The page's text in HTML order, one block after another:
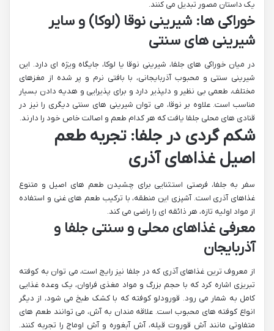
یک داستان مصور تبدیل می کنند.
خوراکی ها: شیرینی نوقا (لوکا) و سایر
شیرینی های سنتی
در میان خوراکی های جلفا، شیرینی نوقا یا لوکا، جایگاه ویژه ای دارد. این
شیرینی سنتی و محبوب آذربایجانی، با بافتی نرم و پر شده از مغزهای
مختلف، طعمی بی نظیر و دلپذیر دارد و برای پذیرایی و هدیه دادن بسیار
مناسب است. علاوه بر نوقا، می توان شیرینی های سنتی دیگری را نیز در
قنادی های محلی جلفا یافت که هر کدام طعم و اصالت خاص خود را دارند.
شکم گردی در جلفا: تجربه طعم
اصیل غذاهای آذری
سفر به جلفا، فرصتی استثنایی برای چشیدن طعم های اصیل و متنوع
غذاهای آذری است. آشپزی این منطقه، با ترکیب طعم های غنی و استفاده
از مواد اولیه تازه، هر ذائقه ای را راضی می کند.
معرفی غذاهای محلی و سنتی جلفا و
آذربایجان
از معروف ترین غذاهای آذری که در جلفا نیز رایج است، می توان به کوفته
تبریزی اشاره کرد که با حجم بزرگ و مواد مغذی فراوان، یک وعده غذایی
کامل به شمار می رود. قورودلو کوفته که با کشک طبخ می شود، از دیگر
انواع کوفته های محبوب است. علاقه مندان به آش، می توانند طعم های
متفاوتی مانند آش قوروت قیله، آش آبغوره و آش اوماج را تجربه کنند.